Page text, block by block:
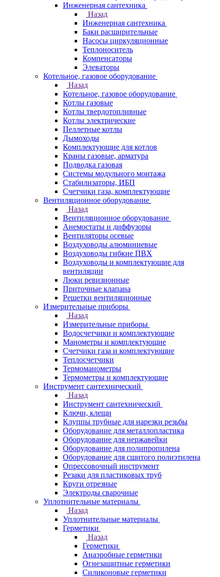
Инженерная сантехника
Назад
Инженерная сантехника
Баки расширительные
Насосы циркуляционные
Теплоноситель
Компенсаторы
Элеваторы
Котельное, газовое оборудование
Назад
Котельное, газовое оборудование
Котлы газовые
Котлы твердотопливные
Котлы электрические
Пеллетные котлы
Дымоходы
Комплектующие для котлов
Краны газовые, арматура
Подводка газовая
Системы модульного монтажа
Стабилизаторы, ИБП
Счетчики газа, комплектующие
Вентиляционное оборудование
Назад
Вентиляционное оборудование
Анемостаты и диффузоры
Вентиляторы осевые
Воздуховоды алюминиевые
Воздуховоды гибкие ПВХ
Воздуховоды и комплектующие для
вентиляции
Люки ревизионные
Приточные клапана
Решетки вентиляционные
Измерительные приборы
Назад
Измерительные приборы
Водосчетчики и комплектующие
Манометры и комплектующие
Счетчики газа и комплектующие
Теплосчетчики
Термоманометры
Термометры и комплектующие
Инструмент сантехнический
Назад
Инструмент сантехнический
Ключи, клещи
Клуппы трубные для нарезки резьбы
Оборудование для металлопластика
Оборудование для нержавейки
Оборудование для полипропилена
Оборудование для сшитого полиэтилена
Опрессовочный инструмент
Резаки для пластиковых труб
Круги отрезные
Электроды сварочные
Уплотнительные материалы
Назад
Уплотнительные материалы
Герметики
Назад
Герметики
Анаэробные герметики
Огнезащитные герметики
Силиконовые герметики